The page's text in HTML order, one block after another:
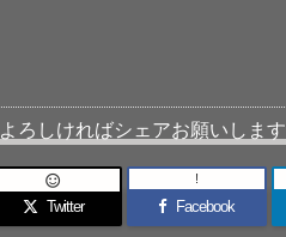
よろしければシェアお願いします
Twitter

Facebook
!